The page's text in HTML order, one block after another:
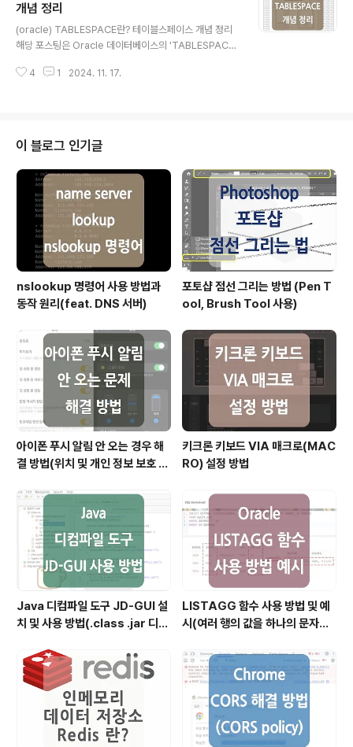
스의 테이블 및 컬럼 정보를 조회하는 방법에 대해서 살펴
보겠습니다. ALL_TABLES, USER_TABLES-- 사용자
가 접근할 수 있는 모든 테이블을 기준으로 특정 테이블 정
LE_NAME..
개념 정리
(oracle) TABLESPACE란? 테이블스페이스 개념 정리
해당 포스팅은 Oracle 데이터베이스의 'TABLESPACE'
때문에 테이블스페이스 생성, 조회, 삭제 등의 쿼리에 대한
racle/oracle-database/21/cncpt/logical-storag
e-structures.html) 오라클 데이터베이스에서 관리하는
데이터는 실제로 '.dbf' 확장자를 가진 데이터 파일로 저장
되며, 이러한 파일은 데이터가 저장되는 물리적 공간으로
볼 수 있는데요...
4 1 2024. 11. 17.
이 블로그 인기글
nslookup 명령어 사용 방법과
동작 원리(feat. DNS 서버)
포토샵 점선 그리는 방법 (Pen T
ool, Brush Tool 사용)
아이폰 푸시 알림 안 오는 경우 해
결 방법(위치 및 개인 정보 보호 재
키크론 키보드 VIA 매크로(MAC
RO) 설정 방법
Java 디컴파일 도구 JD-GUI 설
치 및 사용 방법(.class .jar 디컴
LISTAGG 함수 사용 방법 및 예
시(여러 행의 값을 하나의 문자열